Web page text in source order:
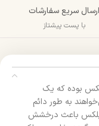
ارسال سریع سفارشات
با پست پیشتاز
بوده که یک
به طور دائم
پلکس باعث درخشش